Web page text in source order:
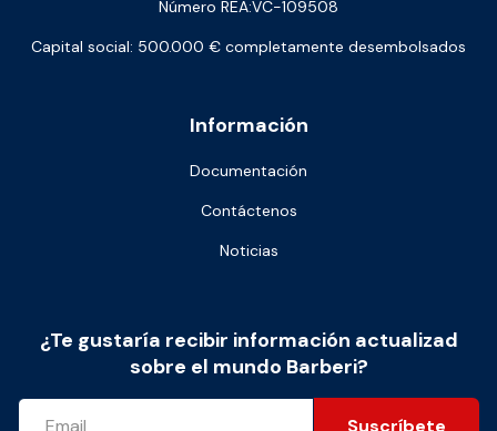
Información
Documentación
Contáctenos
Noticias
Número REA:VC-109508
Capital social: 500.000 € completamente desembolsados
¿Te gustaría recibir información actualizad
sobre el mundo Barberi?